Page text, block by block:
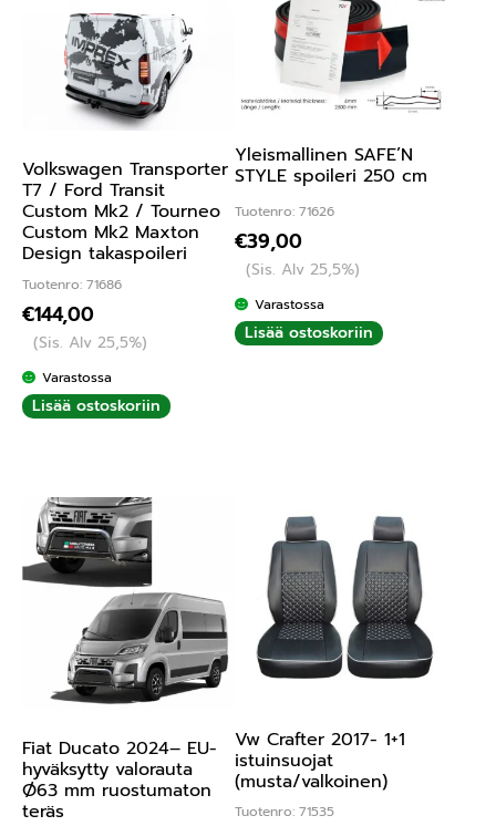
Volkswagen Transporter
T7 / Ford Transit
Custom Mk2 / Tourneo
Custom Mk2 Maxton
Design takaspoileri
Tuotenro: 71686
€144,00
(Sis. Alv 25,5%)
Varastossa
Lisää ostoskoriin
Yleismallinen SAFE’N
STYLE spoileri 250 cm
Tuotenro: 71626
€39,00
(Sis. Alv 25,5%)
Varastossa
Lisää ostoskoriin
Fiat Ducato 2024– EU-
hyväksytty valorauta
Ø63 mm ruostumaton
teräs
Vw Crafter 2017- 1+1
istuinsuojat
(musta/valkoinen)
Tuotenro: 71535